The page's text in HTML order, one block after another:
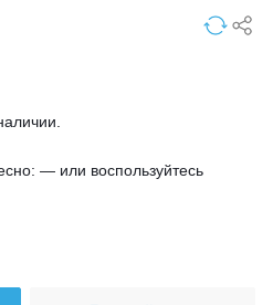
— или воспользуйтесь